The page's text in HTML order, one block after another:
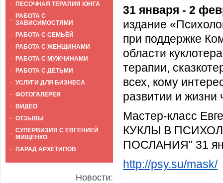
ПЕСОЧНАЯ ТЕРАПИЯ ЮНГА
РАБОТА С
ЗАВИСИМОСТЯМИ
РАБОТА С СЕМЬЁЙ
РАБОТА С ЖЕНЩИНАМИ
РАБОТА С МУЖЧИНАМИ
РАБОТА С ДЕТЬМИ
УСЛУГИ ДЛЯ БИЗНЕСА
ФОТОГАЛЕРЕЯ
ВИДЕО
ОТЗЫВЫ
СУПЕРВИЗИЯ С ЕВГЕНИЕЙ
МИЩЕНКО
ПАРАД АРХЕТИПОВ
Новости:
31 января - 2
издание
при поддержке
области
терапии,
всех, кому
развитии и жизни
Мастер-класс
КУКЛЫ В
ПОСЛАНИЯ" 31
http://psy.su/mask/